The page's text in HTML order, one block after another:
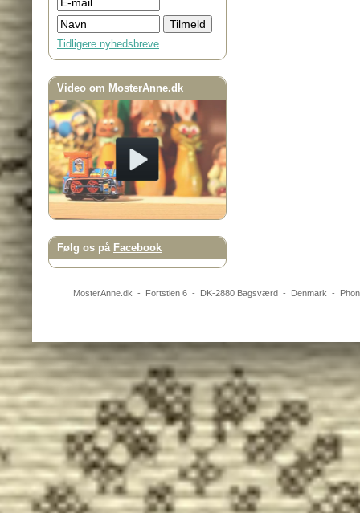
Tidligere nyhedsbreve
Video om MosterAnne.dk
Følg os på Facebook
MosterAnne.dk - Fortstien 6- DK-2880 Bagsværd- Denmark -